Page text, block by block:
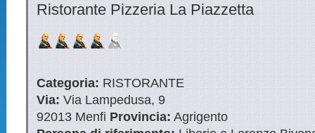
Ristorante Pizzeria La Piazzetta
Categoria: RISTORANTE
Via: Via Lampedusa, 9
92013 Menfi Provincia: Agrigento